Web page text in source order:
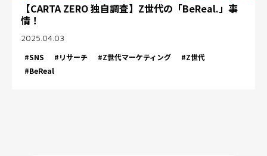
【CARTA ZERO 独自調査】Z世代の「BeReal.」事
情！
2025.04.03
#SNS
#リサーチ #Z世代マーケティング
#Z世代
#BeReal